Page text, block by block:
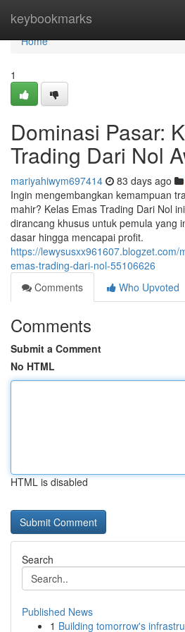
keybookmarks
Home
Home
1
Dominasi Pasar:
Trading Dari Nol
mariyahiwym697414 83 days ago
Ingin mengembangkan kemampuan
mahir? Kelas Emas Trading Dari Nol
dirancang khusus untuk pemula yang
dasar hingga mencapai profit.
https://lewysusxx961607.blogzet.com/
emas-trading-dari-nol-55106626
Comments
Who Upvoted
Comments
Submit a Comment
No HTML
HTML is disabled
Search
Published News
1 Building tomorrow's